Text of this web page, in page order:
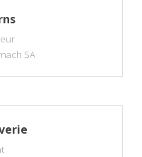
SA